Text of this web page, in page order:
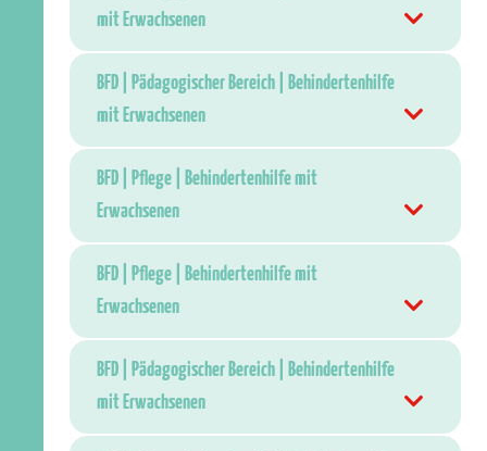
mit Erwachsenen
BFD | Pädagogischer Bereich | Behindertenhilfe
mit Erwachsenen
BFD | Pflege | Behindertenhilfe mit
Erwachsenen
BFD | Pflege | Behindertenhilfe mit
Erwachsenen
BFD | Pädagogischer Bereich | Behindertenhilfe
mit Erwachsenen